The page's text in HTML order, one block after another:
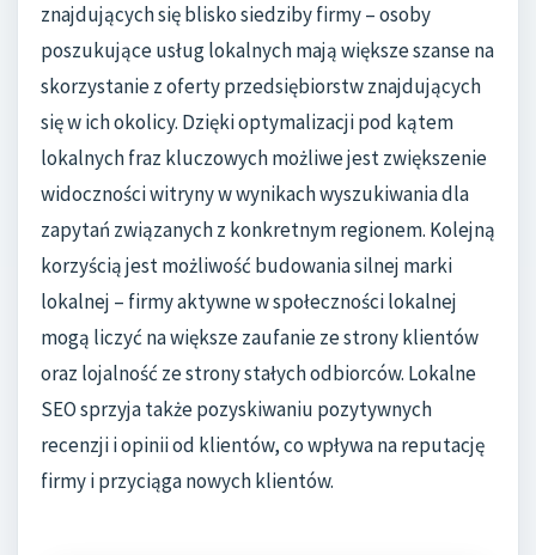
znajdujących się blisko siedziby firmy – osoby
poszukujące usług lokalnych mają większe szanse na
skorzystanie z oferty przedsiębiorstw znajdujących
się w ich okolicy. Dzięki optymalizacji pod kątem
lokalnych fraz kluczowych możliwe jest zwiększenie
widoczności witryny w wynikach wyszukiwania dla
zapytań związanych z konkretnym regionem. Kolejną
korzyścią jest możliwość budowania silnej marki
lokalnej – firmy aktywne w społeczności lokalnej
mogą liczyć na większe zaufanie ze strony klientów
oraz lojalność ze strony stałych odbiorców. Lokalne
SEO sprzyja także pozyskiwaniu pozytywnych
recenzji i opinii od klientów, co wpływa na reputację
firmy i przyciąga nowych klientów.